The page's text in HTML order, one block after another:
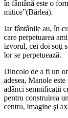
în fântână este o
mitice”(Bârlea).
Iar fântânile au, în
care perpetuarea
izvorul, cei doi soţi
lor se perpetuează.
Dincolo de a fi un
adesea, Manole
adânci semnificaţii
pentru construirea
centru, imagine şi